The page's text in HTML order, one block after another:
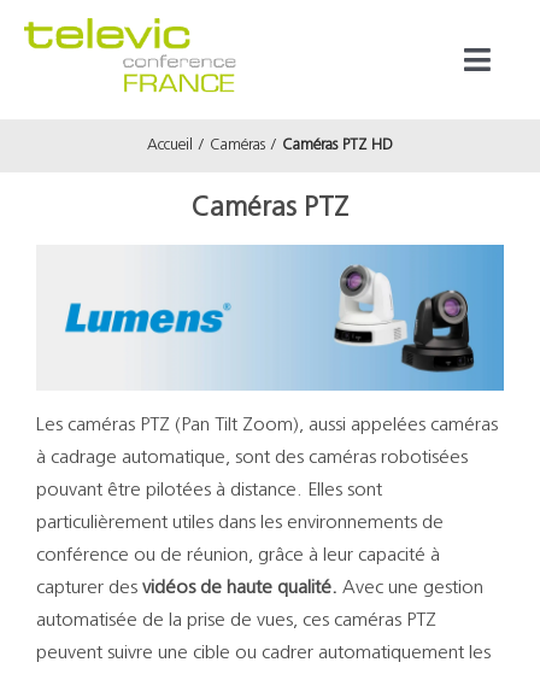
À propos
Accueil Caméras Caméras PTZ HD
Caméras PTZ
Les caméras PTZ (Pan Tilt Zoom), aussi appelées caméras
à cadrage automatique, sont des caméras robotisées
pouvant être pilotées à distance. Elles sont
particulièrement utiles dans les environnements de
conférence ou de réunion, grâce à leur capacité à
capturer des vidéos de haute qualité. Avec une gestion
automatisée de la prise de vues, ces caméras PTZ
peuvent suivre une cible ou cadrer automatiquement les